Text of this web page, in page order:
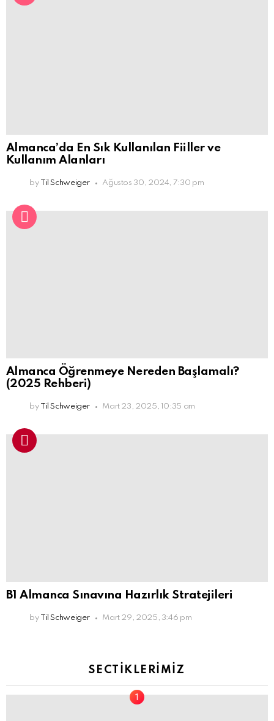
Almanca’da En Sık Kullanılan Fiiller ve
Kullanım Alanları
by Til Schweiger Ağustos 30, 2024, 7:30 pm
Almanca Öğrenmeye Nereden Başlamalı?
(2025 Rehberi)
by Til Schweiger Mart 23, 2025, 10:35 am
B1 Almanca Sınavına Hazırlık Stratejileri
by Til Schweiger Mart 29, 2025, 3:46 pm
SECTIKLERIMIZ